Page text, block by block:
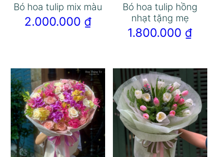
Bó hoa tulip mix màu
2.000.000 ₫
Bó hoa tulip hồng
nhạt tặng mẹ
1.800.000 ₫